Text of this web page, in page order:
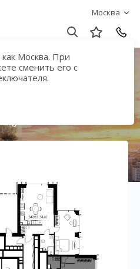
Москва
Москва. При
сменить его с